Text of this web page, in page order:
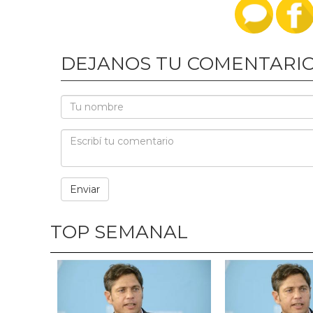
DEJANOS TU
TOP SEMANAL